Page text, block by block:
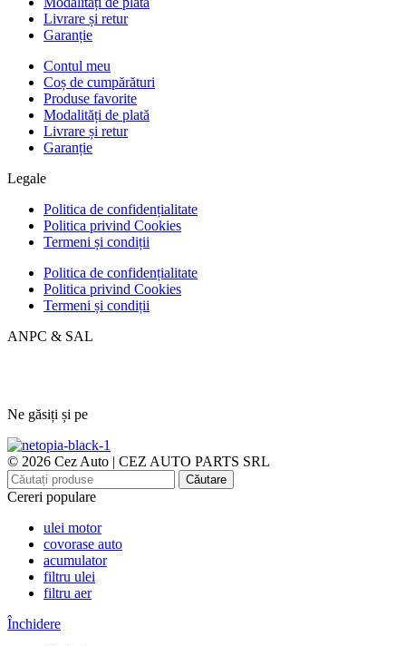
Livrare și retur
Garanție
Contul meu
Coș de cumpărături
Produse favorite
Modalități de plată
Livrare și retur
Garanție
Legale
Politica de confidențialitate
Politica privind Cookies
Termeni și condiții
Politica de confidențialitate
Politica privind Cookies
Termeni și condiții
ANPC & SAL
Ne găsiți și pe
© 2026 Cez Auto | CEZ AUTO PARTS SRL
Căutare
Cereri populare
ulei motor
covorase auto
acumulator
filtru ulei
filtru aer
Închidere